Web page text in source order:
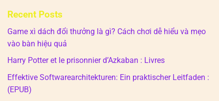
Recent Posts
Game xì dách đổi thưởng là gì? Cách chơi dễ hiểu và mẹo
vào bàn hiệu quả
Harry Potter et le prisonnier d’Azkaban : Livres
Effektive Softwarearchitekturen: Ein praktischer Leitfaden :
(EPUB)